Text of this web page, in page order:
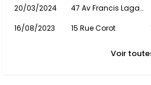
20/03/2024
47 Av Francis Lagardere
16/08/2023
15 Rue Corot
Voir